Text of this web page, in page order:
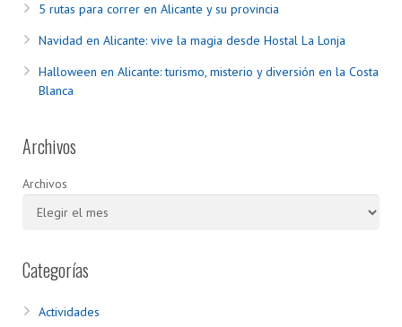
5 rutas para correr en Alicante y su provincia
Navidad en Alicante: vive la magia desde Hostal La Lonja
Halloween en Alicante: turismo, misterio y diversión en la Costa
Blanca
Archivos
Archivos
Categorías
Actividades